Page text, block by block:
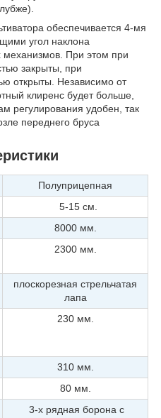
обеспечивается 4-мя
угол наклона
При этом при
закрыты, при
открыты. Независимо от
клиренс будет больше,
регулирования удобен, так
переднего бруса
Полуприцепная
5-15 см.
8000 мм.
2300 мм.
плоскорезная стрельчатая
лапа
230 мм.
310 мм.
80 мм.
3-х рядная борона с